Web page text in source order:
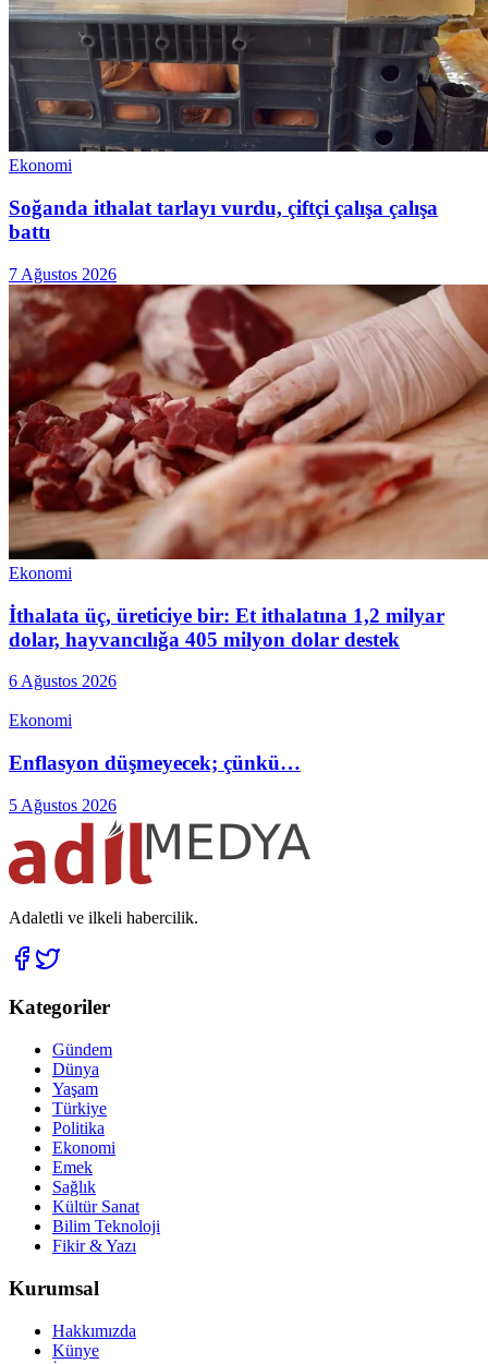
Ekonomi
Soğanda ithalat tarlayı vurdu, çiftçi çalışa çalışa
battı
7 Ağustos 2026
Ekonomi
İthalata üç, üreticiye bir: Et ithalatına 1,2 milyar
dolar, hayvancılığa 405 milyon dolar destek
6 Ağustos 2026
Ekonomi
Enflasyon düşmeyecek; çünkü…
5 Ağustos 2026
Adaletli ve ilkeli habercilik.
Kategoriler
Gündem
Dünya
Yaşam
Türkiye
Politika
Ekonomi
Emek
Sağlık
Kültür Sanat
Bilim Teknoloji
Fikir & Yazı
Kurumsal
Hakkımızda
Künye